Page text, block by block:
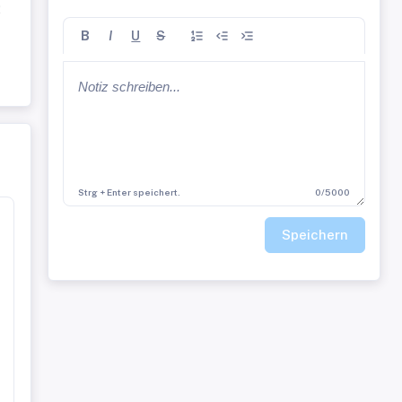
B I U S
Strg + Enter speichert. 0/5000
Speichern